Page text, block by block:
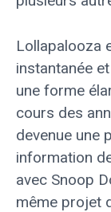
Lollapalooza
instantanée
une forme
cours des
devenue une
information
avec Snoop
même projet